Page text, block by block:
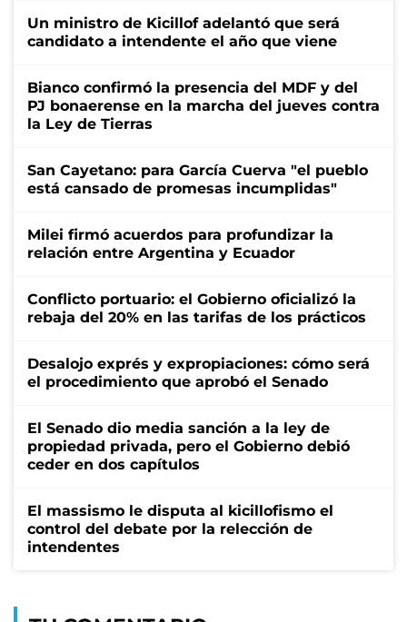
Un ministro de Kicillof adelantó que será
candidato a intendente el año que viene
Bianco confirmó la presencia del MDF y del
PJ bonaerense en la marcha del jueves contra
la Ley de Tierras
San Cayetano: para García Cuerva "el pueblo
está cansado de promesas incumplidas"
Milei firmó acuerdos para profundizar la
relación entre Argentina y Ecuador
Conflicto portuario: el Gobierno oficializó la
rebaja del 20% en las tarifas de los prácticos
Desalojo exprés y expropiaciones: cómo será
el procedimiento que aprobó el Senado
El Senado dio media sanción a la ley de
propiedad privada, pero el Gobierno debió
ceder en dos capítulos
El massismo le disputa al kicillofismo el
control del debate por la relección de
intendentes